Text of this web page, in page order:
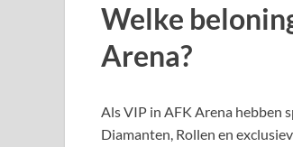
Welke
Arena?
Als VIP in AFK Arena hebben
Diamanten, Rollen en